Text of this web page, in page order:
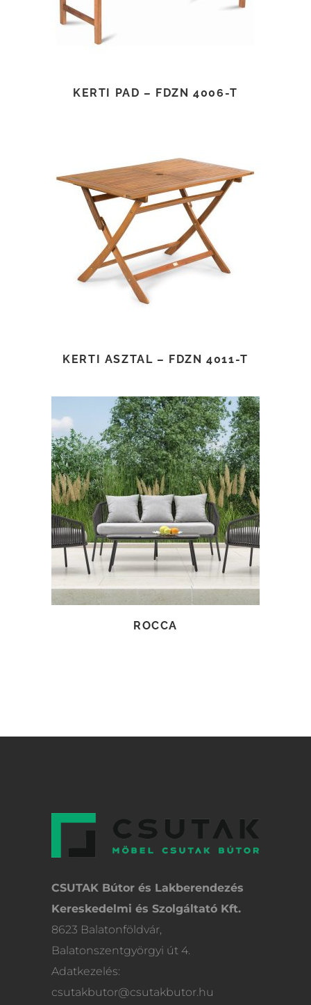
KERTI PAD – FDZN 4006-T
TOVÁBB OLVASOM
KERTI ASZTAL – FDZN 4011-T
TOVÁBB OLVASOM
ROCCA
CSUTAK Bútor és Lakberendezés
Kereskedelmi és Szolgáltató Kft.
8623 Balatonföldvár,
Balatonszentgyörgyi út 4.
Adatkezelés:
csutakbutor@csutakbutor.hu